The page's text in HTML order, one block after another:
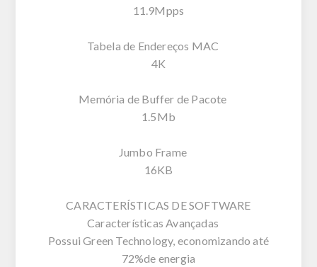
11.9Mpps
Tabela de Endereços MAC
4K
Memória de Buffer de Pacote
1.5Mb
Jumbo Frame
16KB
CARACTERÍSTICAS DE SOFTWARE
Características Avançadas
Possui Green Technology, economizando até
72%de energia